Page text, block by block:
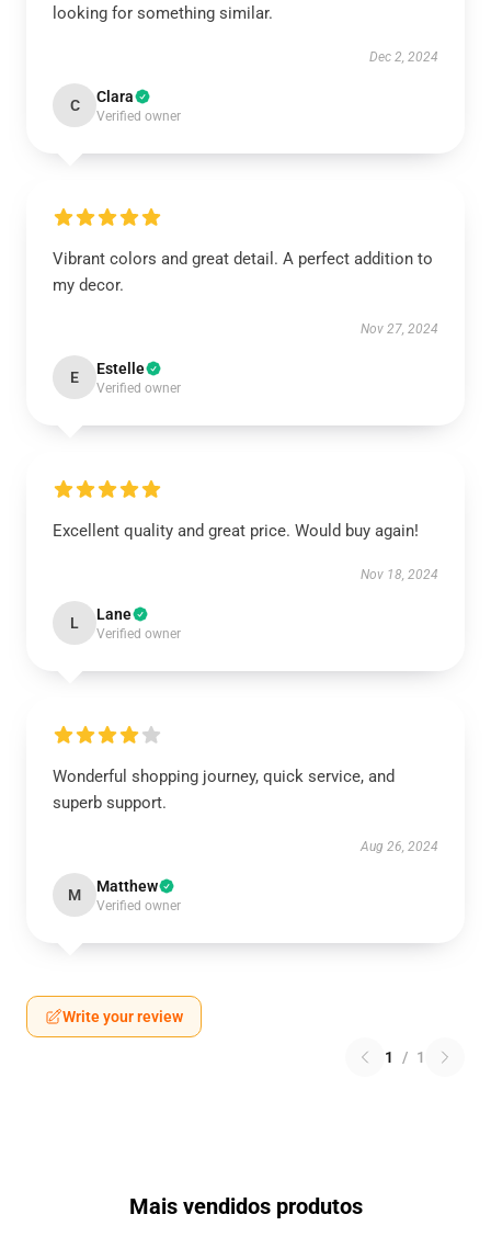
looking for something similar.
Dec 2, 2024
C Clara
Verified owner
Vibrant colors and great detail. A perfect addition to
my decor.
Nov 27, 2024
E Estelle
Verified owner
Excellent quality and great price. Would buy again!
Nov 18, 2024
L Lane
Verified owner
Wonderful shopping journey, quick service, and
superb support.
Aug 26, 2024
M Matthew
Verified owner
Write your review
1 / 1
Mais vendidos produtos